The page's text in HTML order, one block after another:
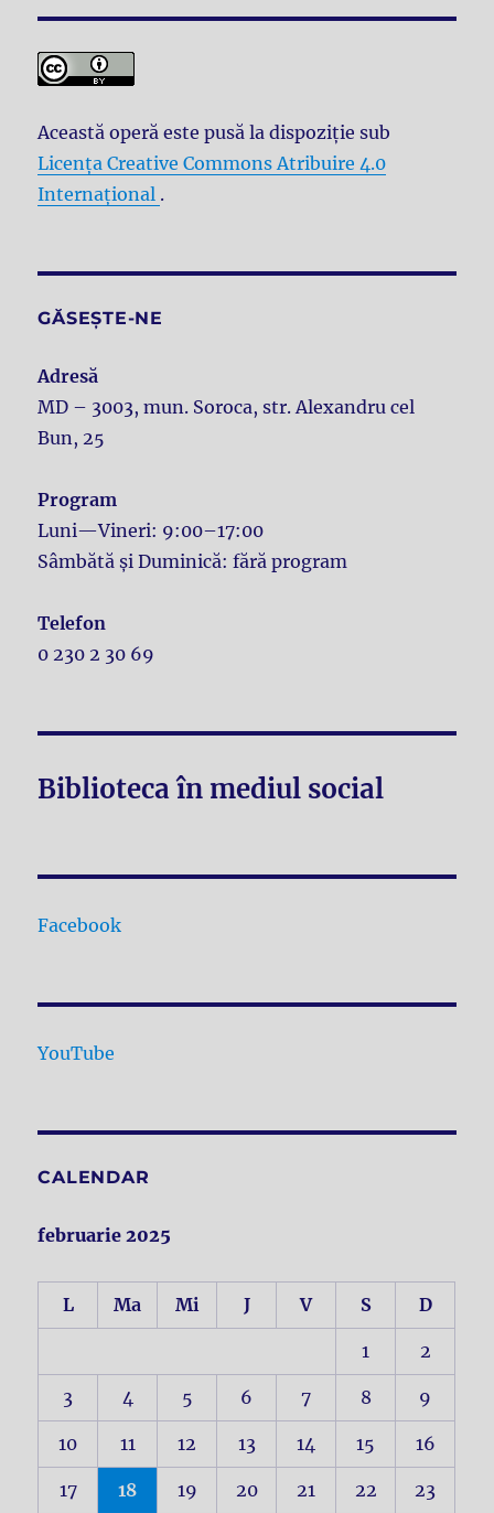
Această operă este pusă la dispoziţie sub
Licenţa Creative Commons Atribuire 4.0
Internațional .
GĂSEȘTE-NE
Adresă
MD – 3003, mun. Soroca, str. Alexandru cel
Bun, 25
Program
Luni—Vineri: 9:00–17:00
Sâmbătă și Duminică: fără program
Telefon
0 230 2 30 69
Biblioteca în mediul social
Facebook
YouTube
CALENDAR
februarie 2025
L Ma Mi J V S D
1 2
3 4 5 6 7 8 9
10 11 12 13 14 15 16
17 18 19 20 21 22 23